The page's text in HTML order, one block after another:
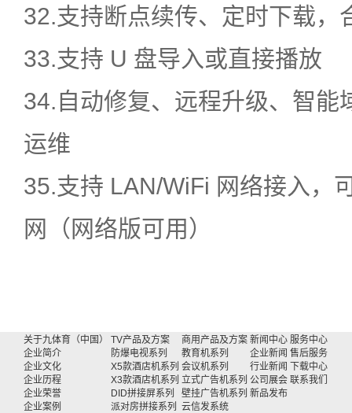
32.支持断点续传、定时下载，
33.支持 U 盘导入或直接播放
34.自动修复、远程升级、智能
运维
35.支持 LAN/WiFi 网络接入，
网（网络版可用）
关于九体育（中国）
企业简介
企业文化
企业历程
企业荣誉
企业案例
TV产品及方案
防爆电视系列
X5款酒店机系列
X3款酒店机系列
DID拼接屏系列
派对房拼接系列
商用产品及方案
教育机系列
会议机系列
立式广告机系列
壁挂广告机系列
云信发系统
新闻中心
企业新闻
行业新闻
公司展会
新品发布
服务中心
售后服务
下载中心
联系我们